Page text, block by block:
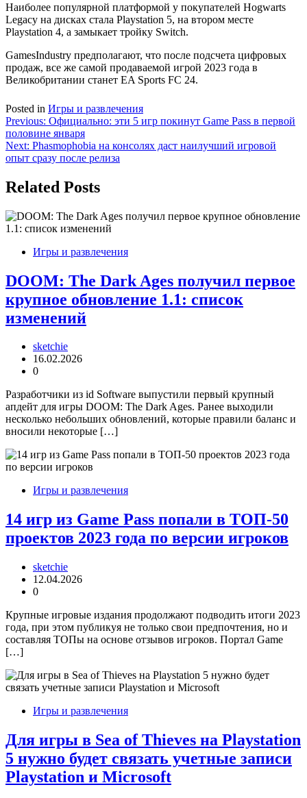
Наиболее популярной платформой у покупателей Hogwarts
Legacy на дисках стала Playstation 5, на втором месте
Playstation 4, а замыкает тройку Switch.
GamesIndustry предполагают, что после подсчета цифровых
продаж, все же самой продаваемой игрой 2023 года в
Великобритании станет EA Sports FC 24.
Posted in Игры и развлечения
Навигация
по
записям
Previous: Официально: эти 5 игр покинут Game Pass в первой
половине января
Next: Phasmophobia на консолях даст наилучший игровой
опыт сразу после релиза
Related Posts
Игры и развлечения
DOOM: The Dark Ages получил первое
крупное обновление 1.1: список
изменений
sketchie
16.02.2026
0
Разработчики из id Software выпустили первый крупный
апдейт для игры DOOM: The Dark Ages. Ранее выходили
несколько небольших обновлений, которые правили баланс и
вносили некоторые […]
Игры и развлечения
14 игр из Game Pass попали в ТОП-50
проектов 2023 года по версии игроков
sketchie
12.04.2026
0
Крупные игровые издания продолжают подводить итоги 2023
года, при этом публикуя не только свои предпочтения, но и
составляя ТОПы на основе отзывов игроков. Портал Game
[…]
Игры и развлечения
Для игры в Sea of Thieves на Playstation
5 нужно будет связать учетные записи
Playstation и Microsoft